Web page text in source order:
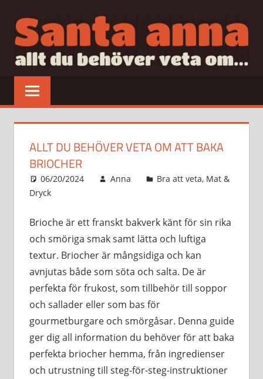
innehåll
allt
veta
ALLT DU BEHÖVER VETA OM ATT BAKA
BRIOCHER
06/20/2024 Anna Bra att veta, Mat &
Dryck
Brioche är ett franskt bakverk känt för sin rika
och smöriga smak samt lätta och luftiga
textur. Briocher är mångsidiga och kan
avnjutas både som söta och salta. De är
perfekta för frukost, som tillbehör till soppor
och sallader eller som bas för
gourmetburgare och smörgåsar. Denna guide
ger dig all information du behöver för att baka
perfekta briocher hemma, från ingredienser
och utrustning till steg-för-steg-instruktioner